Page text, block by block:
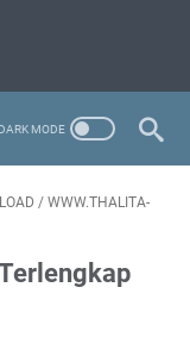
/ WWW.THALITA-